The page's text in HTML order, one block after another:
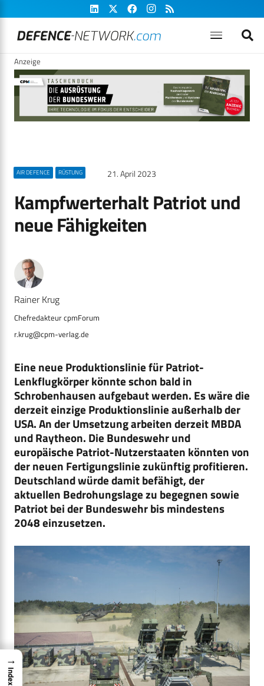
Anzeige
AIR DEFENCE RÜSTUNG 21. April 2023
Kampfwerterhalt Patriot und
neue Fähigkeiten
Rainer Krug
r.krug@cpm-verlag.de
Eine neue Produktionslinie für Patriot-
Lenkflugkörper könnte schon bald in
Schrobenhausen aufgebaut werden. Es wäre die
derzeit einzige Produktionslinie außerhalb der
USA. An der Umsetzung arbeiten derzeit MBDA
und Raytheon. Die Bundeswehr und
europäische Patriot-Nutzerstaaten könnten von
der neuen Fertigungslinie zukünftig profitieren.
Deutschland würde damit befähigt, der
aktuellen Bedrohungslage zu begegnen sowie
Patriot bei der Bundeswehr bis mindestens
2048 einzusetzen.
→
Index